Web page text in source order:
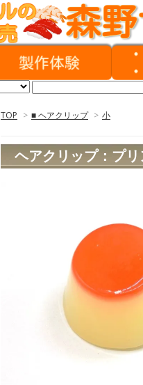
TOP > ■ ヘアクリップ > 小
ヘアクリップ：プリ